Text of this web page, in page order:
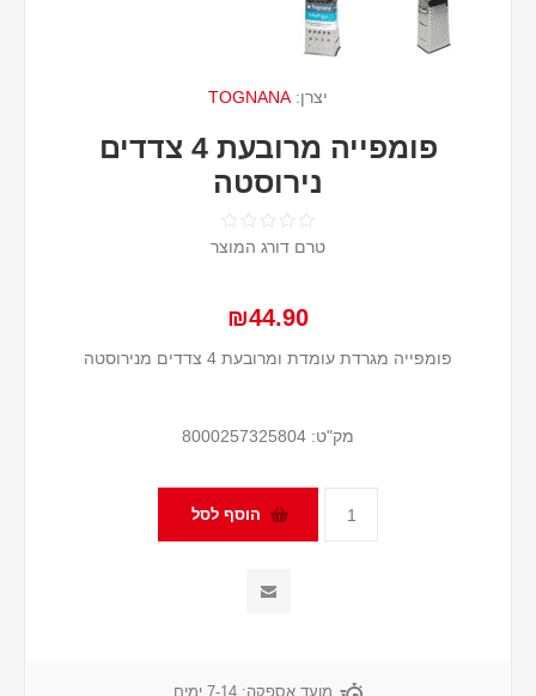
יצרן: TOGNANA
פומפייה מרובעת 4 צדדים
נירוסטה
טרם דורג המוצר
₪44.90
פומפייה מגרדת עומדת ומרובעת 4 צדדים מנירוסטה
מק"ט: 8000257325804
מועד אספקה: 7-14 ימים